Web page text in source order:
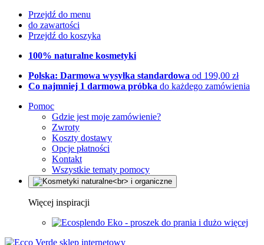
Przejdź do menu
do zawartości
Przejdź do koszyka
100% naturalne kosmetyki
Polska: Darmowa wysyłka standardowa od 199,00 zł
Co najmniej 1 darmowa próbka do każdego zamówienia
Pomoc
Gdzie jest moje zamówienie?
Zwroty
Koszty dostawy
Opcje płatności
Kontakt
Wszystkie tematy pomocy
Więcej inspiracji
Eko - proszek do prania i dużo więcej